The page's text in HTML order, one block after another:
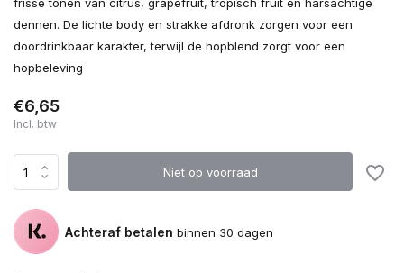
dennen. De lichte body en strakke afdronk zorgen voor een
doordrinkbaar karakter, terwijl de hopblend zorgt voor een
hopbeleving
€6,65
Incl. btw
Niet op voorraad
Achteraf betalen binnen 30 dagen